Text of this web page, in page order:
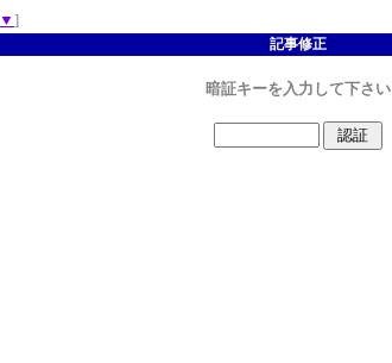
▼ ]
記事修正
暗証キーを入力して下さい